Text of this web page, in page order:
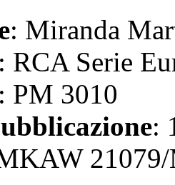
: Miranda
: RCA Serie
: PM 3010
: